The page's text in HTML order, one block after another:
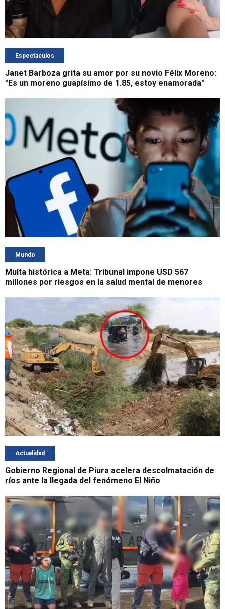
Espectáculos
Janet Barboza grita su amor por su novio Félix Moreno:
"Es un moreno guapísimo de 1.85, estoy enamorada"
Mundo
Multa histórica a Meta: Tribunal impone USD 567
millones por riesgos en la salud mental de menores
Actualidad
Gobierno Regional de Piura acelera descolmatación de
ríos ante la llegada del fenómeno El Niño